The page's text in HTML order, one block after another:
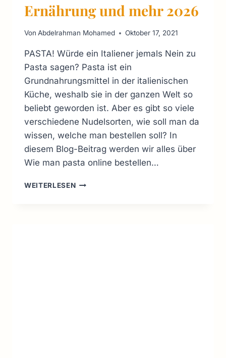
Ernährung und mehr 2026
Von Abdelrahman Mohamed Oktober 17, 2021
PASTA! Würde ein Italiener jemals Nein zu
Pasta sagen? Pasta ist ein
Grundnahrungsmittel in der italienischen
Küche, weshalb sie in der ganzen Welt so
beliebt geworden ist. Aber es gibt so viele
verschiedene Nudelsorten, wie soll man da
wissen, welche man bestellen soll? In
diesem Blog-Beitrag werden wir alles über
Wie man pasta online bestellen…
WEITERLESENWIE